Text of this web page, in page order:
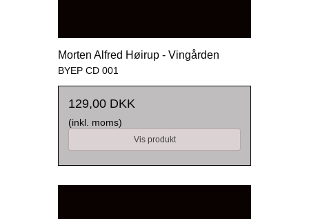
Morten Alfred Høirup - Vingården
BYEP CD 001
129,00 DKK
(inkl. moms)
Vis produkt